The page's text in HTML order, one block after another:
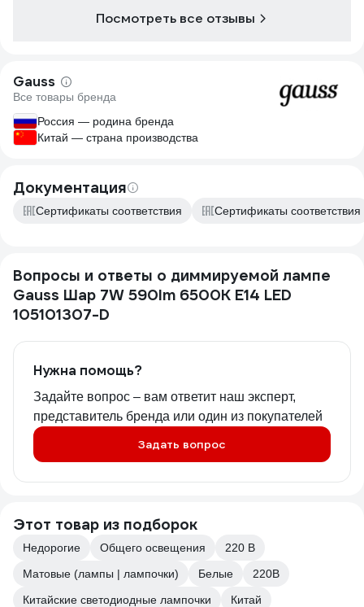
Посмотреть все отзывы
Gauss
Все товары бренда
Россия — родина бренда
Китай — страна производства
Документация
Сертификаты соответствия Сертификаты соответствия
Вопросы и ответы о диммируемой лампе
Gauss Шар 7W 590lm 6500К E14 LED
105101307-D
Нужна помощь?
Задайте вопрос – вам ответит наш эксперт,
представитель бренда или один из покупателей
Задать вопрос
Этот товар из подборок
Недорогие Общего освещения
220 В
Матовые (лампы | лампочки)
Белые
220В
Китайские светодиодные лампочки
Китай